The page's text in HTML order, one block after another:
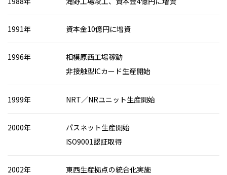
1991年 資本金10億円に増資
1996年
相模原西工場稼動
非接触型ICカード生産開始
1999年 NRT／NRユニット生産開始
2000年
パスネット生産開始
ISO9001認証取得
2002年 東西生産拠点の統合化実施